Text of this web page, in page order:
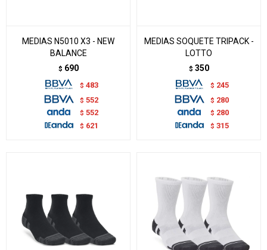
MEDIAS N5010 X3 - NEW
BALANCE
$ 690
$ 483
$ 552
$ 552
$ 621
MEDIAS SOQUETE TRIPACK -
LOTTO
$ 350
$ 245
$ 280
$ 280
$ 315